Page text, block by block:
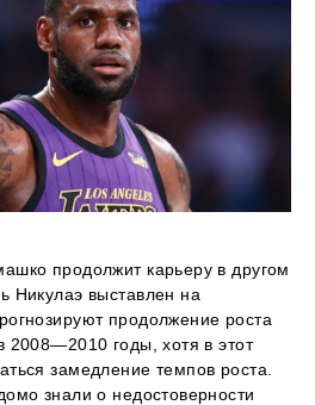
продолжит карьеру в другом
Никулаэ выставлен на
продолжение роста
2008—2010 годы, хотя в этот
замедление темпов роста.
знали о недостоверности